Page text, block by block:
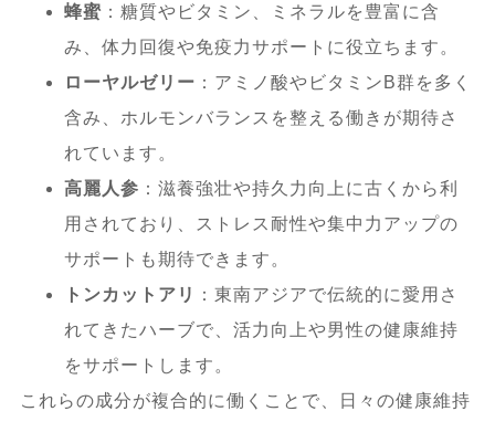
5.ロイヤルハニーの口コミ・レビュー・体
験談まとめ
5.1.実際に購入したユーザーの口コミ・
評判
SNSや掲示板・知恵袋での評価と傾
向
5.3.1.
ロイヤルハニーを実際に利用し
た見解
蜂蜜：糖質やビタミン、ミネラルを豊富に含
み、体力回復や免疫力サポートに役立ちます。
ローヤルゼリー ：アミノ酸やビタミンB群を多く
含み、ホルモンバランスを整える働きが期待さ
れています。
高麗人参 ：滋養強壮や持久力向上に古くから利
用されており、ストレス耐性や集中力アップの
サポートも期待できます。
トンカットアリ
：東南アジアで伝統的に愛用さ
れてきたハーブで、活力向上や男性の健康維持
をサポートします。
これらの成分が複合的に働くことで、日々の健康維持